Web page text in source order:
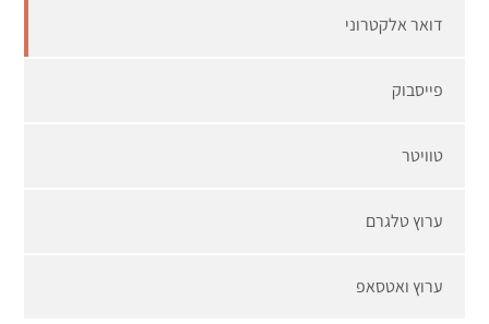
דואר אלקטרוני
פייסבוק
טוויטר
ערוץ טלגרם
ערוץ ואטסאפ